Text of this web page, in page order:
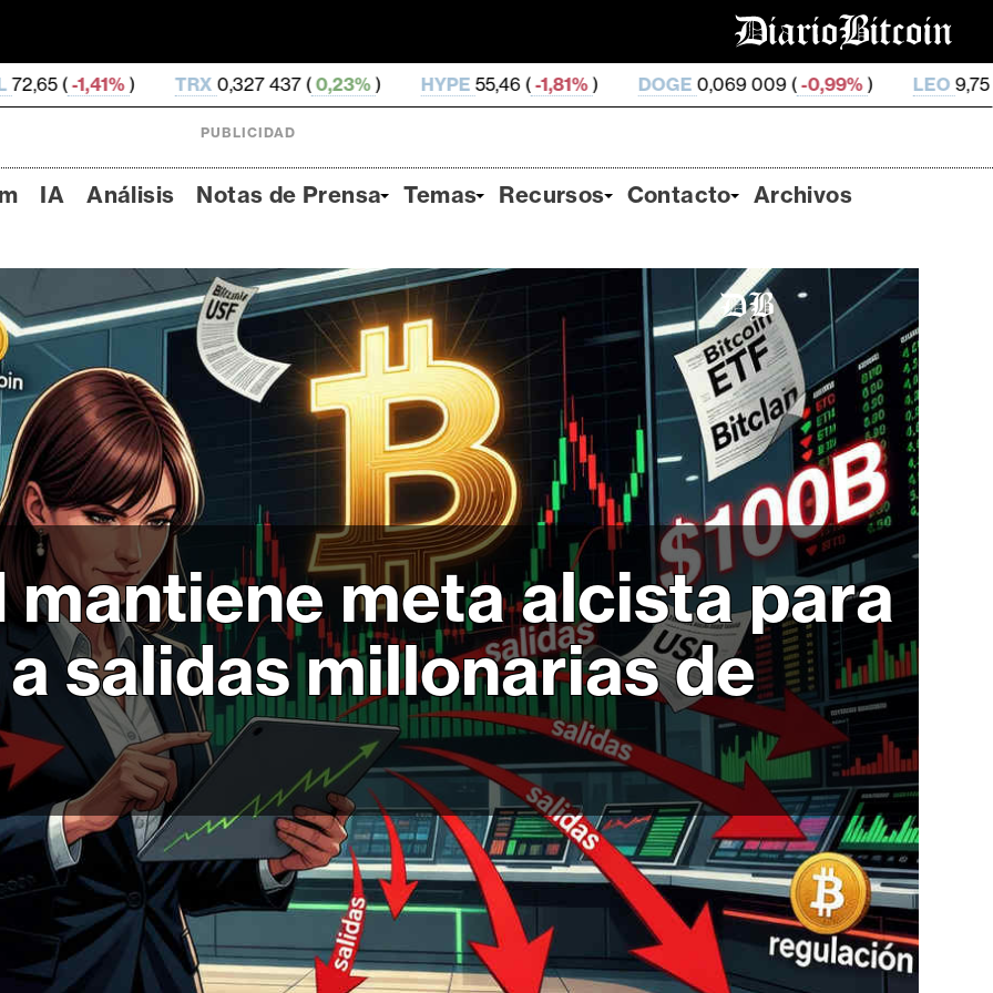
TRX0,327 437 ( 0,23%) HYPE55,46 (-1,81%) DOGE0,069 009 (-0,99%) LEO9,75 (0,05% )
PUBLICIDAD
IA Análisis Notas de Prensa Temas Recursos Contacto Archivos
mantiene meta alcista para
salidas millonarias de